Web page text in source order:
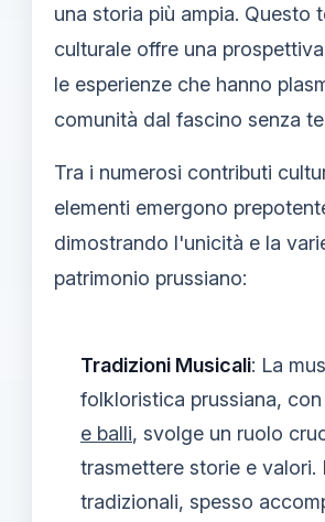
una storia più ampia. Questo
culturale offre una
le esperienze che hanno
comunità dal fascino senza
Tra i numerosi contributi
elementi emergono
dimostrando l'unicità e la
patrimonio prussiano:
Tradizioni Musicali: La
folkloristica prussiana, con
e balli, svolge un ruolo
trasmettere storie e valori.
tradizionali, spesso